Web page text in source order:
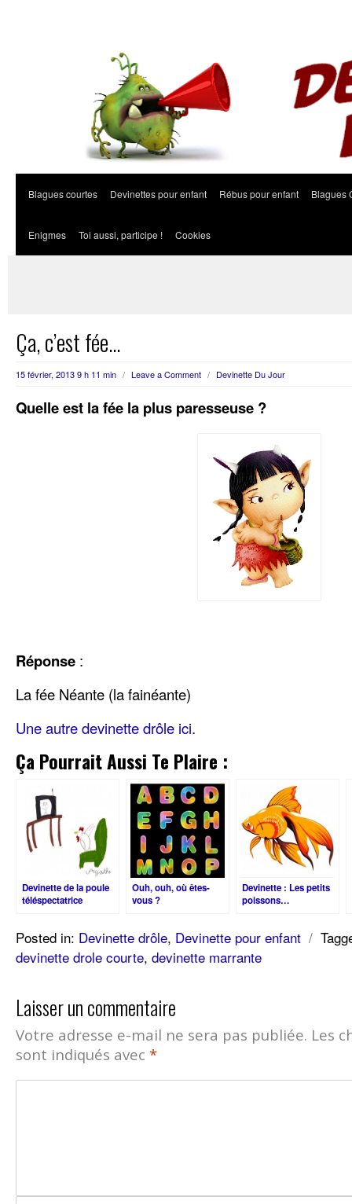
Blagues courtes Devinettes pour enfant Rébus pour enfant Blagues
Enigmes Toi aussi, participe ! Cookies
Ça, c’est fée…
15 février, 2013 9 h 11 min / Leave a Comment / Devinette Du Jour
Quelle est la fée la plus paresseuse ?
Réponse :
La fée Néante (la fainéante)
Une autre devinette drôle ici.
Ça Pourrait Aussi Te Plaire :
Devinette de la poule
téléspectatrice
Ouh, ouh, où êtes-
vous ?
Devinette : Les petits
poissons…
Posted in: Devinette drôle, Devinette pour enfant /
devinette drole courte, devinette marrante
Laisser un commentaire
Votre adresse e-mail ne sera pas publiée. Les
sont indiqués avec *